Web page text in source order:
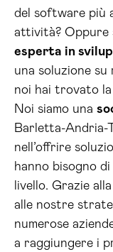
del software più
attività? Oppure
esperta in
una soluzione su
noi hai trovato
Noi siamo una
Barletta-Andria-
nell’offrire
hanno bisogno
livello. Grazie
alle nostre
numerose
a raggiungere i